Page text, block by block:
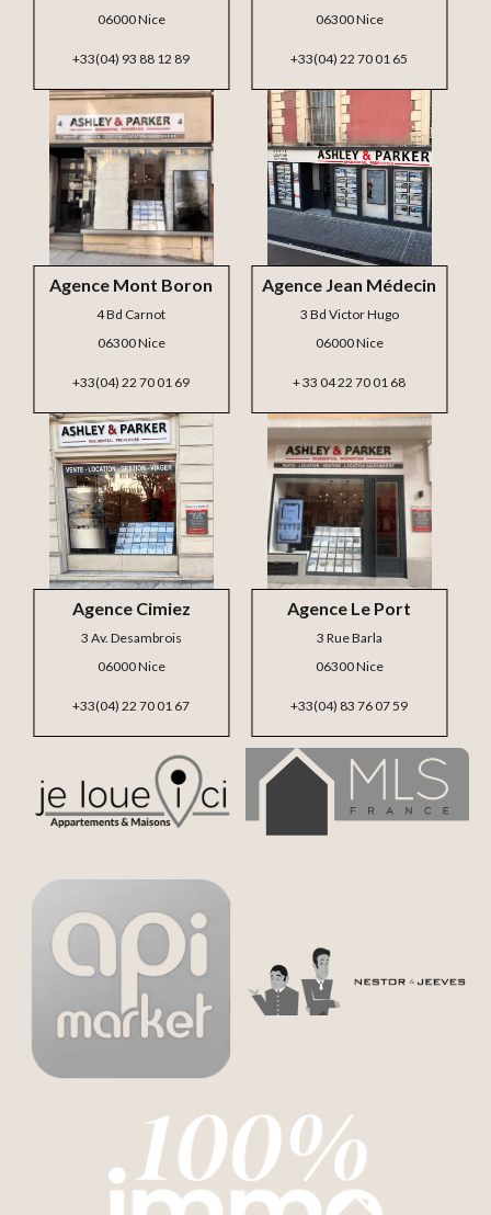
Agence Le Port
3 Rue Barla
06300 Nice
+33(04) 83 76 07 59
Agence Cimiez
3 Av. Desambrois
06000 Nice
+33(04) 22 70 01 67
Agence Jean Médecin
3 Bd Victor Hugo
06000 Nice
+ 33 04 22 70 01 68
06000 Nice
+33(04) 93 88 12 89
06300 Nice
+33(04) 22 70 01 65
Agence Mont Boron
4 Bd Carnot
06300 Nice
+33(04) 22 70 01 69